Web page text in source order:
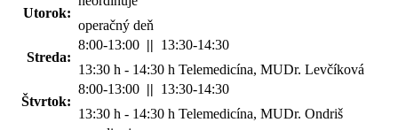
Utorok:
operačný deň
Streda:
8:00-13:00 || 13:30-14:30
13:30 h - 14:30 h Telemedicína, MUDr. Levčíková
Štvrtok:
8:00-13:00 || 13:30-14:30
13:30 h - 14:30 h Telemedicína, MUDr. Ondriš